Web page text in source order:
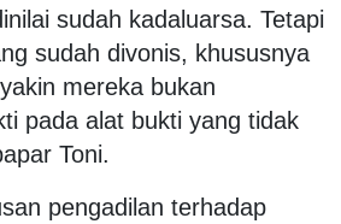
sudah kadaluarsa. Tetapi
sudah divonis, khususnya
mereka bukan
pada alat bukti yang tidak
Toni.
pengadilan terhadap